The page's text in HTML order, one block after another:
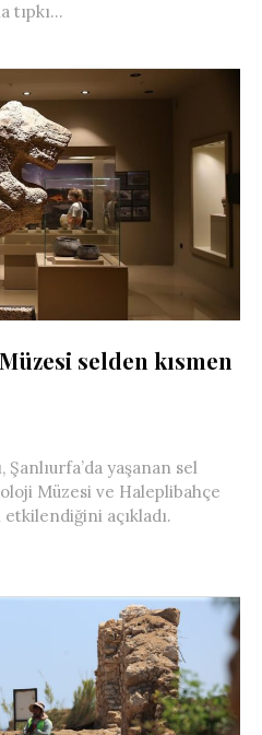
tıpkı...
selden kısmen
yaşanan sel
Müzesi ve Haleplibahçe
açıkladı.